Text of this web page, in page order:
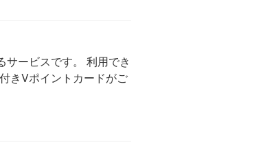
ービスです。 利用でき
きVポイントカードがご